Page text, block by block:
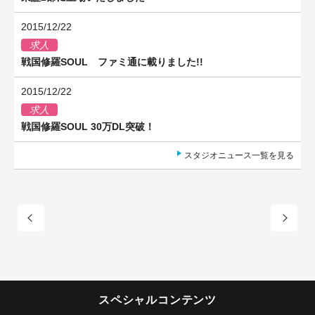
2015/12/22
求人
戦国修羅SOUL ファミ通に載りました!!
2015/12/22
求人
戦国修羅SOUL 30万DL突破！
スタジオニュース一覧を見る
スペシャルコンテンツ